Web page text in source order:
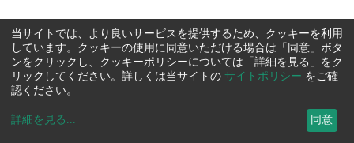
当サイトでは、より良いサービスを提供するため、クッキーを利用
しています。クッキーの使用に同意いただける場合は「同意」ボタ
ンをクリックし、クッキーポリシーについては「詳細を見る」をク
リックしてください。詳しくは当サイトの サイトポリシー をご確
認ください。
詳細を見る ... 同意